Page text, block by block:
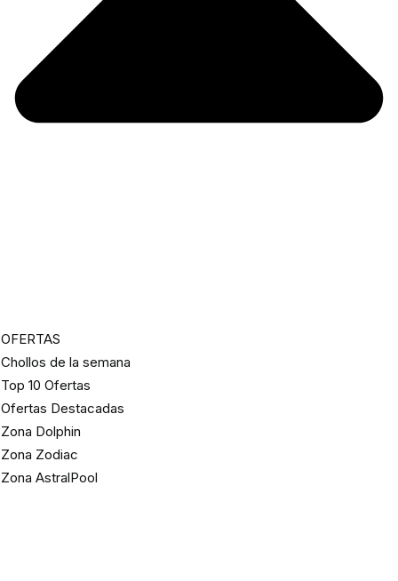
OFERTAS
Chollos de la semana
Top 10 Ofertas
Ofertas Destacadas
Zona Dolphin
Zona Zodiac
Zona AstralPool